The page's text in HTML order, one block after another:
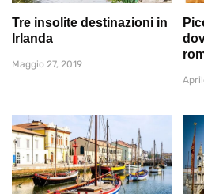
Tre insolite destinazioni in
Irlanda
Maggio 27, 2019